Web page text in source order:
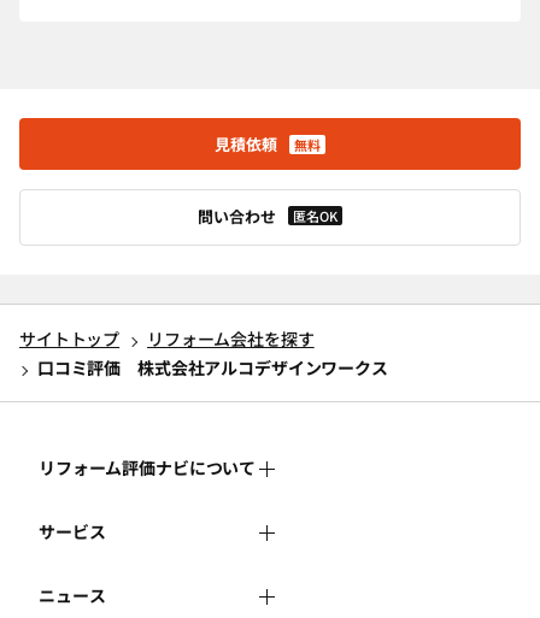
見積依頼 無料
問い合わせ 匿名OK
サイトトップ
リフォーム会社を探す
口コミ評価 株式会社アルコデザインワークス
リフォーム評価ナビについて
リフォーム評価ナビとは
運営体制
サービス
リフォーム会社を探す
ニュース